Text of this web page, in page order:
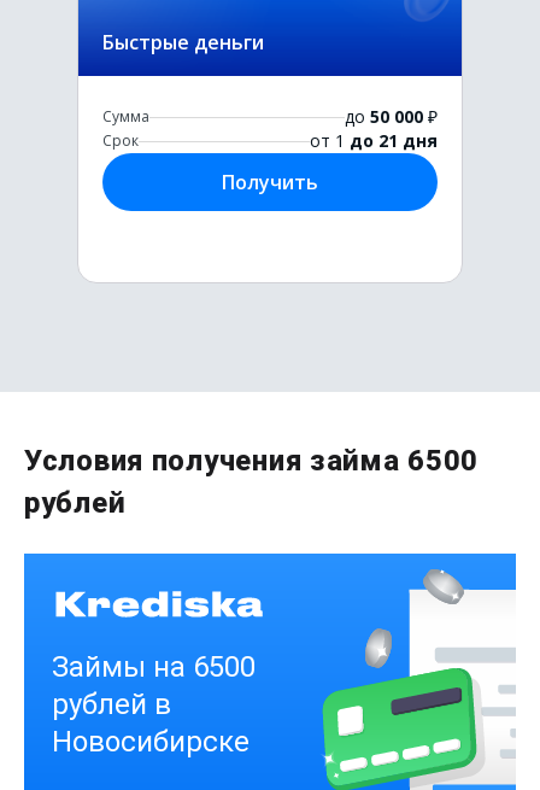
Быстрые деньги
Сумма до 50 000 ₽
Срок от 1 до 21 дня
Получить
Сумма
Получить
Условия получения займа 6500
рублей